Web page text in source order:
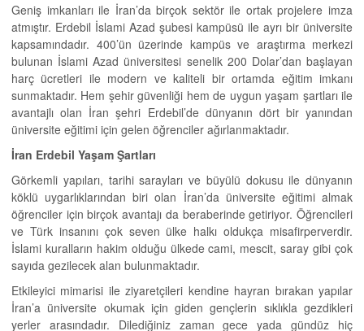
Geniş imkanları ile İran’da birçok sektör ile ortak projelere imza
atmıştır. Erdebil İslami Azad şubesi kampüsü ile ayrı bir üniversite
kapsamındadır. 400’ün üzerinde kampüs ve araştırma merkezi
bulunan İslami Azad üniversitesi senelik 200 Dolar’dan başlayan
harç ücretleri ile modern ve kaliteli bir ortamda eğitim imkanı
sunmaktadır. Hem şehir güvenliği hem de uygun yaşam şartları ile
avantajlı olan İran şehri Erdebil’de dünyanın dört bir yanından
üniversite eğitimi için gelen öğrenciler ağırlanmaktadır.
İran Erdebil Yaşam Şartları
Görkemli yapıları, tarihi sarayları ve büyülü dokusu ile dünyanın
köklü uygarlıklarından biri olan İran’da üniversite eğitimi almak
öğrenciler için birçok avantajı da beraberinde getiriyor. Öğrencileri
ve Türk insanını çok seven ülke halkı oldukça misafirperverdir.
İslami kuralların hakim olduğu ülkede cami, mescit, saray gibi çok
sayıda gezilecek alan bulunmaktadır.
Etkileyici mimarisi ile ziyaretçileri kendine hayran bırakan yapılar
İran’a üniversite okumak için giden gençlerin sıklıkla gezdikleri
yerler arasındadır. Dilediğiniz zaman gece yada gündüz hiç